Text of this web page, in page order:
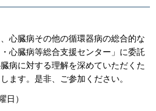
心臓病その他の循環器病の総合的な
心臓病等総合支援センター」に委託
病に対する理解を深めていただくた
ます。是非、ご参加ください。
日）